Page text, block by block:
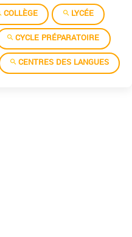
COLLÈGE
LYCÉE
CYCLE PRÉPARATOIRE
CENTRES DES LANGUES